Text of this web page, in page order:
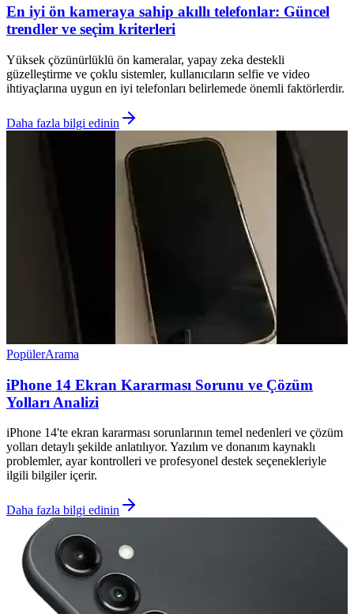
En iyi ön kameraya sahip akıllı telefonlar: Güncel
trendler ve seçim kriterleri
Yüksek çözünürlüklü ön kameralar, yapay zeka destekli
güzelleştirme ve çoklu sistemler, kullanıcıların selfie ve video
ihtiyaçlarına uygun en iyi telefonları belirlemede önemli faktörlerdir.
Daha fazla bilgi edinin
PopülerArama
iPhone 14 Ekran Kararması Sorunu ve Çözüm
Yolları Analizi
iPhone 14'te ekran kararması sorunlarının temel nedenleri ve çözüm
yolları detaylı şekilde anlatılıyor. Yazılım ve donanım kaynaklı
problemler, ayar kontrolleri ve profesyonel destek seçenekleriyle
ilgili bilgiler içerir.
Daha fazla bilgi edinin